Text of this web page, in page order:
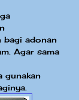
bagi adonan
Agar sama
gunakan